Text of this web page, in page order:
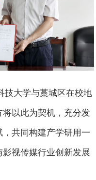
技大学与藁城区在校地
以此为契机，充分发
共同构建产学研用一
视传媒行业创新发展